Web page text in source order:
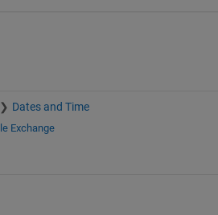
Dates and Time
Exchange